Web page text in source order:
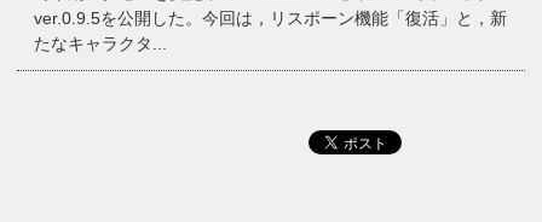
ver.0.9.5を公開した。今回は，リスポーン機能「復活」と，新
たなキャラクタ...